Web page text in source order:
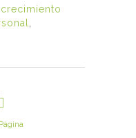
crecimiento